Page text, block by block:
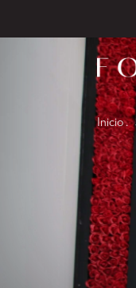
Inicio .